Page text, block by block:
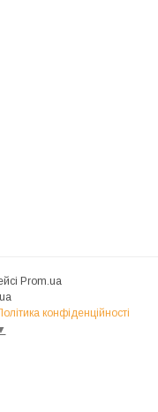
Prom.ua
конфіденційності